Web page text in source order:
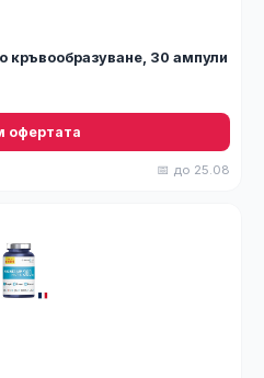
кръвообразуване, 30 ампули
офертата
📅 до 25.08